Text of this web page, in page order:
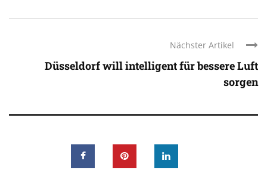
Nächster Artikel
Düsseldorf will intelligent für bessere Luft
sorgen